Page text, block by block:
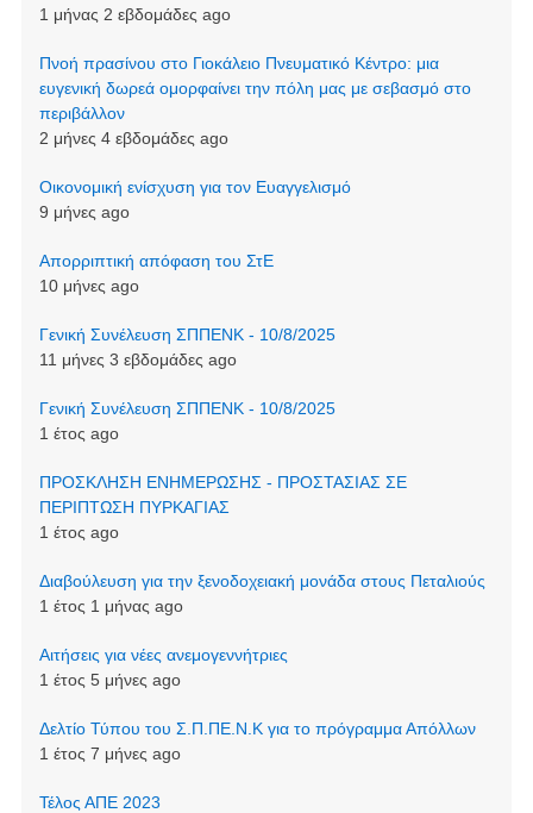
1 μήνας 2 εβδομάδες ago
Πνοή πρασίνου στο Γιοκάλειο Πνευματικό Κέντρο: μια
ευγενική δωρεά ομορφαίνει την πόλη μας με σεβασμό στο
περιβάλλον
2 μήνες 4 εβδομάδες ago
Οικονομική ενίσχυση για τον Ευαγγελισμό
9 μήνες ago
Απορριπτική απόφαση του ΣτΕ
10 μήνες ago
Γενική Συνέλευση ΣΠΠΕΝΚ - 10/8/2025
11 μήνες 3 εβδομάδες ago
Γενική Συνέλευση ΣΠΠΕΝΚ - 10/8/2025
1 έτος ago
ΠΡΟΣΚΛΗΣΗ ΕΝΗΜΕΡΩΣΗΣ - ΠΡΟΣΤΑΣΙΑΣ ΣΕ
ΠΕΡΙΠΤΩΣΗ ΠΥΡΚΑΓΙΑΣ
1 έτος ago
Διαβούλευση για την ξενοδοχειακή μονάδα στους Πεταλιούς
1 έτος 1 μήνας ago
Αιτήσεις για νέες ανεμογεννήτριες
1 έτος 5 μήνες ago
Δελτίο Τύπου του Σ.Π.ΠΕ.Ν.Κ για το πρόγραμμα Απόλλων
1 έτος 7 μήνες ago
Τέλος ΑΠΕ 2023